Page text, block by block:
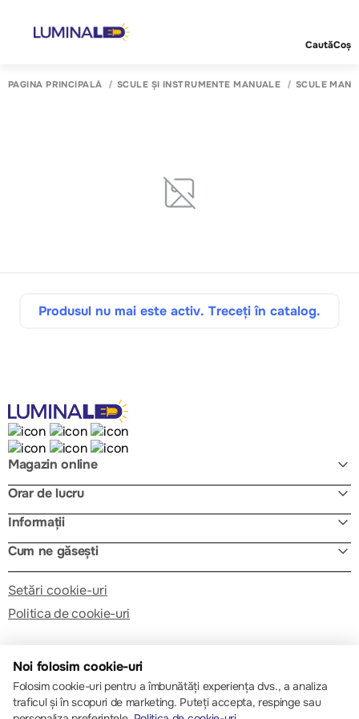
CautăCoș
PAGINA PRINCIPALĂ SCULE ȘI INSTRUMENTE MANUALE SCULE
Produsul nu mai este activ. Treceți în catalog.
Magazin online
Orar de lucru
Informații
Cum ne găsești
Setări cookie-uri
Politica de cookie-uri
© 2013 – 2026 ECOM
Noi folosim cookie-uri
Folosim cookie-uri pentru a îmbunătăți experiența dvs., a analiza
traficul și în scopuri de marketing. Puteți accepta, respinge sau